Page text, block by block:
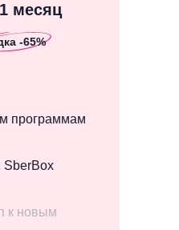
месяц
программам
к новым
-65%
SberBox